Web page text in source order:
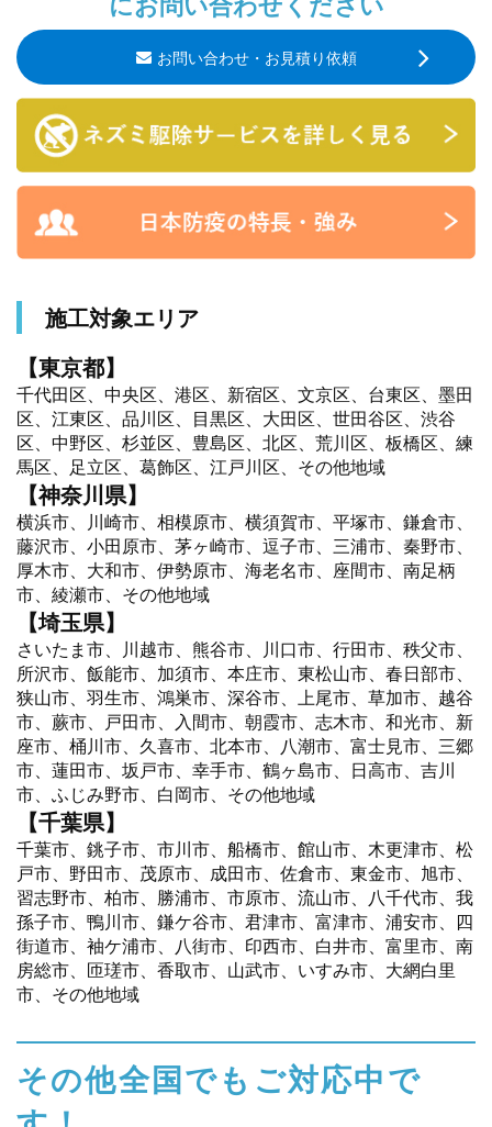
お問い合わせ・お見積り依頼
施工対象エリア
【東京都】
千代田区、中央区、港区、新宿区、文京区、台東区、墨田
区、江東区、品川区、目黒区、大田区、世田谷区、渋谷
区、中野区、杉並区、豊島区、北区、荒川区、板橋区、練
馬区、足立区、葛飾区、江戸川区、その他地域
【神奈川県】
横浜市、川崎市、相模原市、横須賀市、平塚市、鎌倉市、
藤沢市、小田原市、茅ヶ崎市、逗子市、三浦市、秦野市、
厚木市、大和市、伊勢原市、海老名市、座間市、南足柄
市、綾瀬市、その他地域
【埼玉県】
さいたま市、川越市、熊谷市、川口市、行田市、秩父市、
所沢市、飯能市、加須市、本庄市、東松山市、春日部市、
狭山市、羽生市、鴻巣市、深谷市、上尾市、草加市、越谷
市、蕨市、戸田市、入間市、朝霞市、志木市、和光市、新
座市、桶川市、久喜市、北本市、八潮市、富士見市、三郷
市、蓮田市、坂戸市、幸手市、鶴ヶ島市、日高市、吉川
市、ふじみ野市、白岡市、その他地域
【千葉県】
千葉市、銚子市、市川市、船橋市、館山市、木更津市、松
戸市、野田市、茂原市、成田市、佐倉市、東金市、旭市、
習志野市、柏市、勝浦市、市原市、流山市、八千代市、我
孫子市、鴨川市、鎌ケ谷市、君津市、富津市、浦安市、四
街道市、袖ケ浦市、八街市、印西市、白井市、富里市、南
房総市、匝瑳市、香取市、山武市、いすみ市、大網白里
市、その他地域
その他全国でもご対応中で